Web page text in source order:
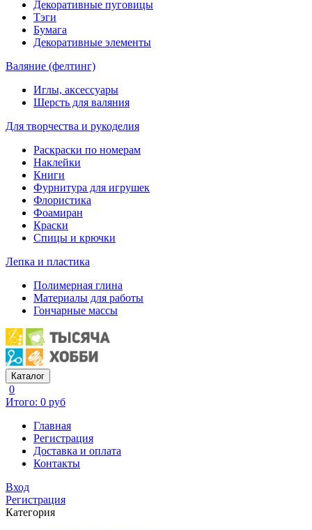
Декоративные пуговицы
Тэги
Бумага
Декоративные элементы
Валяние (фелтинг)
Иглы, аксессуары
Шерсть для валяния
Для творчества и рукоделия
Раскраски по номерам
Наклейки
Книги
Фурнитура для игрушек
Флористика
Фоамиран
Краски
Спицы и крючки
Лепка и пластика
Полимерная глина
Материалы для работы
Гончарные массы
Каталог
0
Итого: 0 руб
Главная
Регистрация
Доставка и оплата
Контакты
Вход
Регистрация
Категория